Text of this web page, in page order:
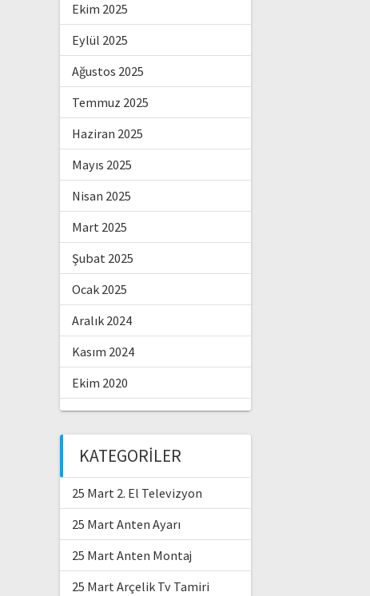
Ekim 2025
Eylül 2025
Ağustos 2025
Temmuz 2025
Haziran 2025
Mayıs 2025
Nisan 2025
Mart 2025
Şubat 2025
Ocak 2025
Aralık 2024
Kasım 2024
Ekim 2020
KATEGORILER
25 Mart 2. El Televizyon
25 Mart Anten Ayarı
25 Mart Anten Montaj
25 Mart Arçelik Tv Tamiri